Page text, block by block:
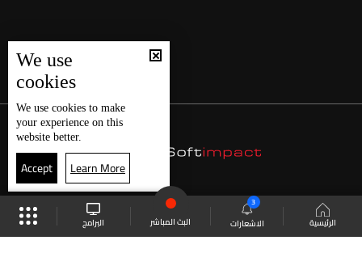
الرئيسية الاشعارات
3
البث المباشر البرامج
We use
cookies
We use cookies to make
your experience on this
website better.
Accept Learn More
موقع البرامج الجدول البث المباشر